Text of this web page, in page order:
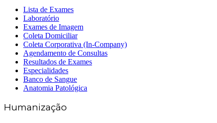
Lista de Exames
Laboratório
Exames de Imagem
Coleta Domiciliar
Coleta Corporativa (In-Company)
Agendamento de Consultas
Resultados de Exames
Especialidades
Banco de Sangue
Anatomia Patológica
Humanização